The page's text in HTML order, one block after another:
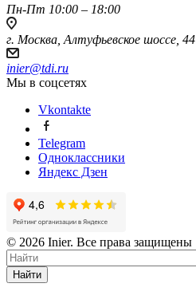
Пн-Пт 10:00 – 18:00
г. Москва, Алтуфьевское шоссе, 44
inier@tdi.ru
Мы в соцсетях
Vkontakte
Telegram
Одноклассники
Яндекс Дзен
© 2026 Inier. Все права защищены
Найти